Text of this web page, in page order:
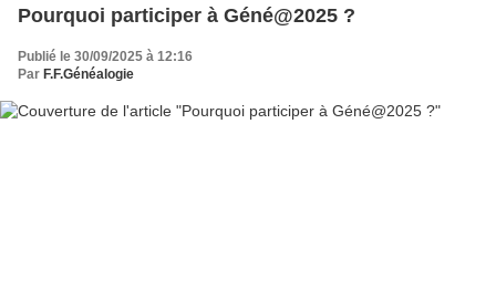
Pourquoi participer à Géné@2025 ?
Publié le 30/09/2025 à 12:16
Par F.F.Généalogie